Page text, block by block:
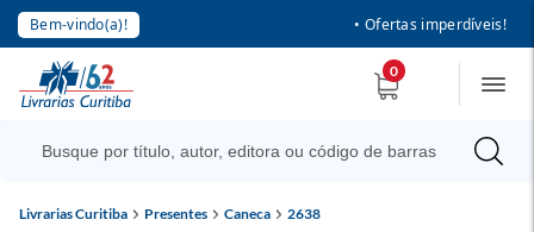
Bem-vindo(a)! • Ofertas imperdíveis!
0
Livrarias Curitiba Presentes Caneca 2638